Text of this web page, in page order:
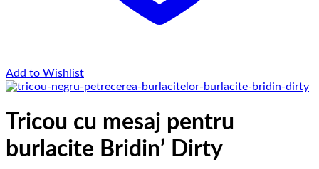
Add to Wishlist
Tricou cu mesaj pentru
burlacite Bridin’ Dirty